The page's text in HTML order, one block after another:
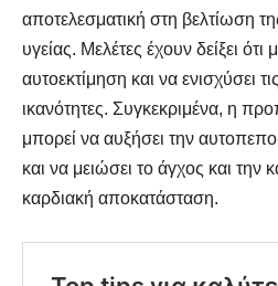
αποτελεσματική στη βελτίωση
υγείας. Μελέτες έχουν δείξει ότι
αυτοεκτίμηση και να ενισχύσει
ικανότητες. Συγκεκριμένα, η
μπορεί να αυξήσει την
και να μειώσει το άγχος και την
καρδιακή αποκατάσταση.